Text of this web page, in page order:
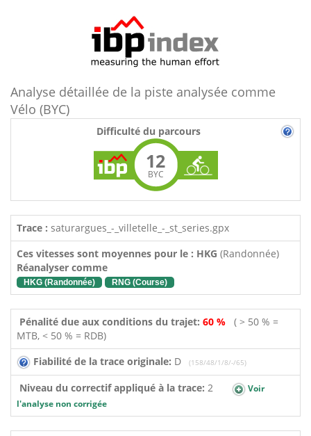
Analyse détaillée de la piste analysée comme
Vélo (BYC)
Difficulté du parcours
12
BYC
Trace : saturargues_-_villetelle_-_st_series.gpx
Ces vitesses sont moyennes pour le : HKG (Randonnée)
Réanalyser comme
HKG (Randonnée) RNG (Course)
Pénalité due aux conditions du trajet: 60 % ( > 50 % =
MTB, < 50 % = RDB)
Fiabilité de la trace originale: D (158/48/1/8/-/65)
Niveau du correctif appliqué à la trace: 2
Voir
l'analyse non corrigée